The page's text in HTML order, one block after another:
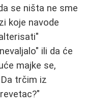
se ništa ne sme
koje navode
ili da će
majke se,
trčim iz